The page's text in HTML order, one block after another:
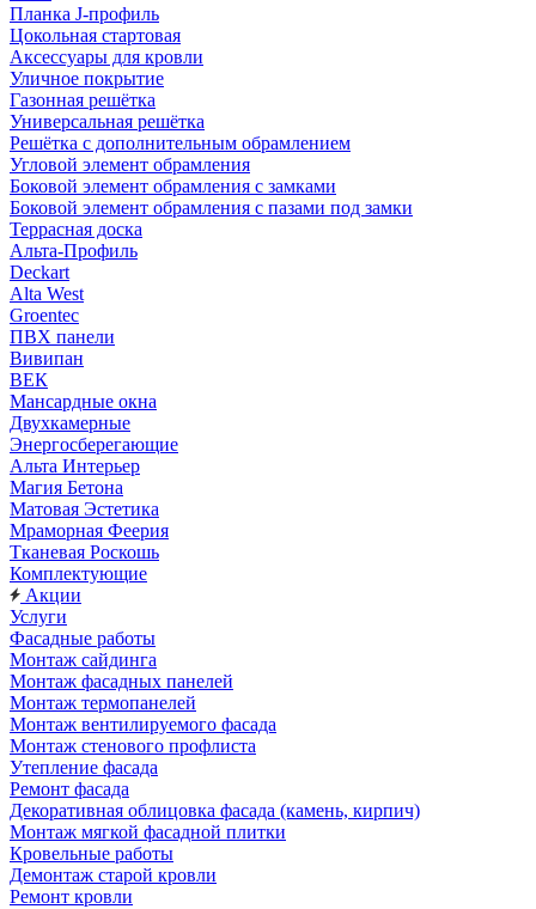
Планка J-профиль
Цокольная стартовая
Аксессуары для кровли
Уличное покрытие
Газонная решётка
Универсальная решётка
Решётка с дополнительным обрамлением
Угловой элемент обрамления
Боковой элемент обрамления с замками
Боковой элемент обрамления с пазами под замки
Террасная доска
Альта-Профиль
Deckart
Alta West
Groentec
ПВХ панели
Вивипан
ВЕК
Мансардные окна
Двухкамерные
Энергосберегающие
Альта Интерьер
Магия Бетона
Матовая Эстетика
Мраморная Феерия
Тканевая Роскошь
Комплектующие
Акции
Услуги
Фасадные работы
Монтаж сайдинга
Монтаж фасадных панелей
Монтаж термопанелей
Монтаж вентилируемого фасада
Монтаж стенового профлиста
Утепление фасада
Ремонт фасада
Декоративная облицовка фасада (камень, кирпич)
Монтаж мягкой фасадной плитки
Кровельные работы
Демонтаж старой кровли
Ремонт кровли